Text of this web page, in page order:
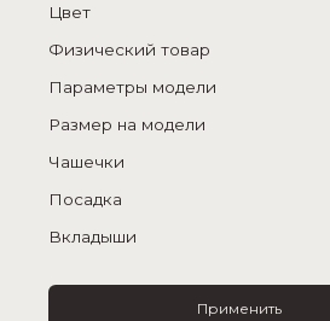
Цвет
Физический товар
Параметры модели
Размер на модели
Чашечки
Посадка
Вкладыши
Применить